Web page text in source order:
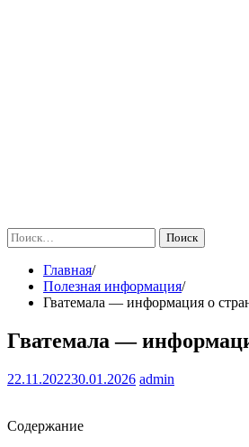
Найти:
Главная
Полезная информация
Гватемала — информация о
Гватемала —
22.11.202230.01.2026 admin
Содержание